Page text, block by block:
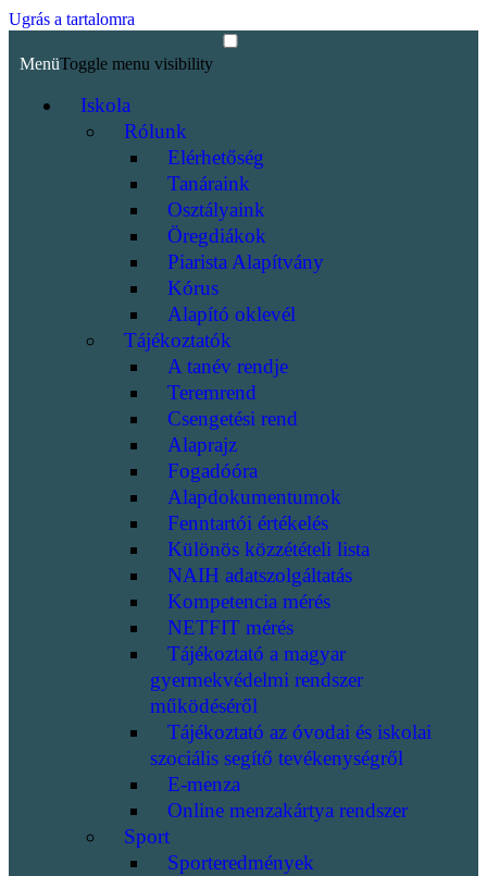
Ugrás a tartalomra
MenüToggle menu visibility
Iskola
Rólunk
Elérhetőség
Tanáraink
Osztályaink
Öregdiákok
Piarista Alapítvány
Kórus
Alapító oklevél
Tájékoztatók
A tanév rendje
Teremrend
Csengetési rend
Alaprajz
Fogadóóra
Alapdokumentumok
Fenntartói értékelés
Különös közzétételi lista
NAIH adatszolgáltatás
Kompetencia mérés
NETFIT mérés
Tájékoztató a magyar
gyermekvédelmi rendszer
működéséről
Tájékoztató az óvodai és iskolai
szociális segítő tevékenységről
E-menza
Online menzakártya rendszer
Sport
Sporteredmények